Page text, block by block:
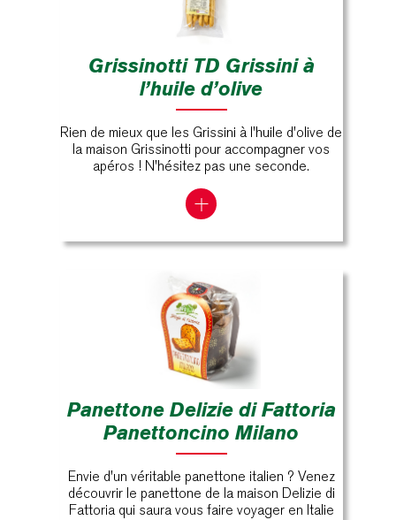
Grissinotti TD Grissini à
l’huile d’olive
Rien de mieux que les Grissini à l'huile d'olive de
la maison Grissinotti pour accompagner vos
apéros ! N'hésitez pas une seconde.
Panettone Delizie di Fattoria
Panettoncino Milano
Envie d'un véritable panettone italien ? Venez
découvrir le panettone de la maison Delizie di
Fattoria qui saura vous faire voyager en Italie